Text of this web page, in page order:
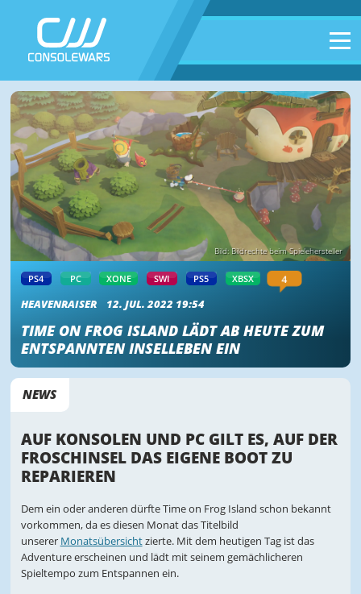
Bild: Bildrechte beim Spielehersteller
PS4 PC XONE SWI PS5 XBSX
4
HEAVENRAISER
12. JUL. 2022 19:54
TIME ON FROG ISLAND LÄDT AB HEUTE ZUM
ENTSPANNTEN INSELLEBEN EIN
NEWS
AUF KONSOLEN UND PC GILT ES, AUF DER
FROSCHINSEL DAS EIGENE BOOT ZU
REPARIEREN
Dem ein oder anderen dürfte Time on Frog Island schon bekannt
vorkommen, da es diesen Monat das Titelbild
unserer Monatsübersichtzierte. Mit dem heutigen Tag ist das
Adventure erscheinen und lädt mit seinem gemächlicheren
Spieltempo zum Entspannen ein.